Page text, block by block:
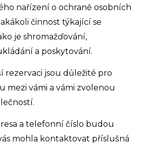
nařízení o ochraně osobních
činnost týkající se
je shromažďování,
a poskytování.
rezervaci jsou důležité pro
mezi vámi a vámi zvolenou
a telefonní číslo budou
mohla kontaktovat příslušná